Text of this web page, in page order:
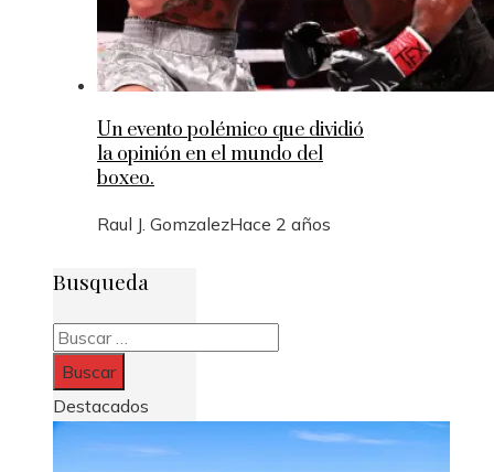
Un evento polémico que dividió
la opinión en el mundo del
boxeo.
Raul J. GomzalezHace 2 años
Busqueda
Buscar:
Destacados